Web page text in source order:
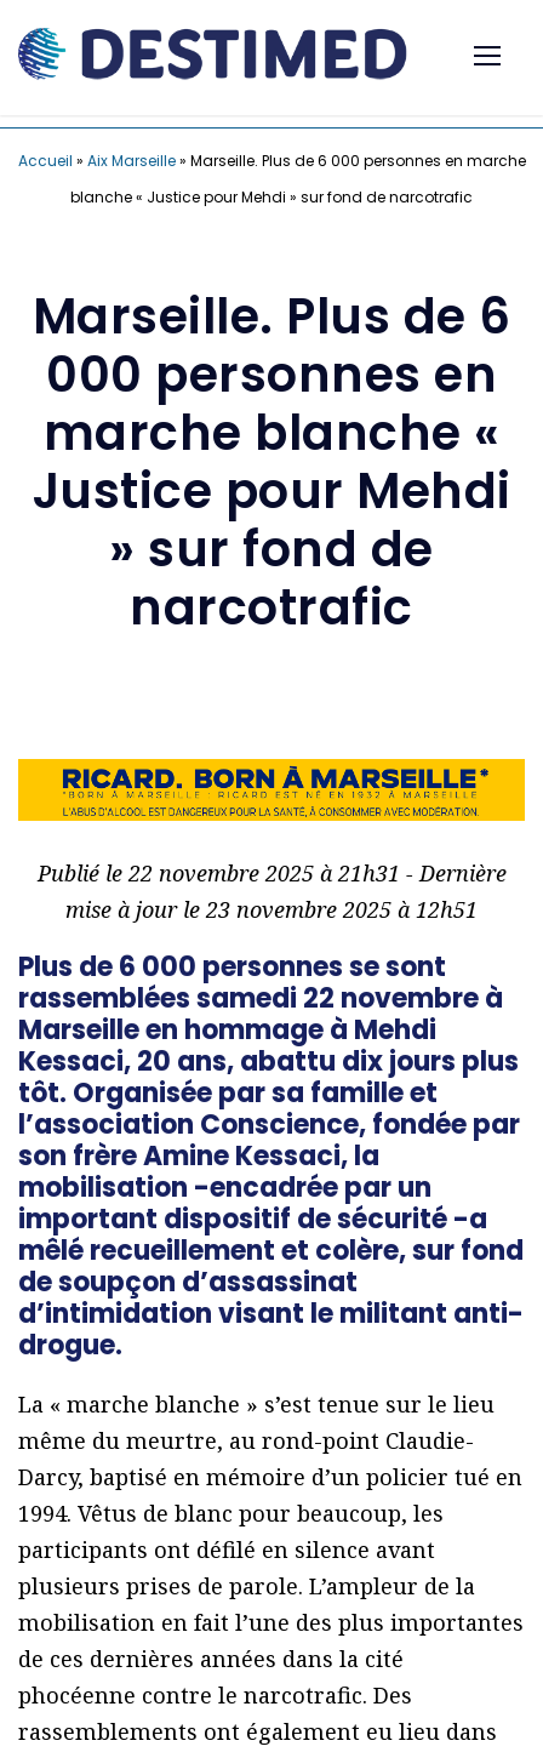
Accueil » Aix Marseille» Marseille. Plus de 6 000 personnes en marche
blanche « Justice pour Mehdi » sur fond de narcotrafic
Marseille. Plus de 6
000 personnes en
marche blanche «
Justice pour Mehdi
» sur fond de
narcotrafic
Publié le 22 novembre 2025 à 21h31 - Dernière
mise à jour le 23 novembre 2025 à 12h51
Plus de 6 000 personnes se sont
rassemblées samedi 22 novembre à
Marseille en hommage à Mehdi
Kessaci, 20 ans, abattu dix jours plus
tôt. Organisée par sa famille et
l’association Conscience, fondée par
son frère Amine Kessaci, la
mobilisation -encadrée par un
important dispositif de sécurité -a
mêlé recueillement et colère, sur fond
de soupçon d’assassinat
d’intimidation visant le militant anti-
drogue.
La « marche blanche » s’est tenue sur le lieu
même du meurtre, au rond-point Claudie-
Darcy, baptisé en mémoire d’un policier tué en
1994. Vêtus de blanc pour beaucoup, les
participants ont défilé en silence avant
plusieurs prises de parole. L’ampleur de la
mobilisation en fait l’une des plus importantes
de ces dernières années dans la cité
phocéenne contre le narcotrafic. Des
rassemblements ont également eu lieu dans